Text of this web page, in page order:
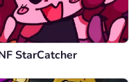
StarCatcher